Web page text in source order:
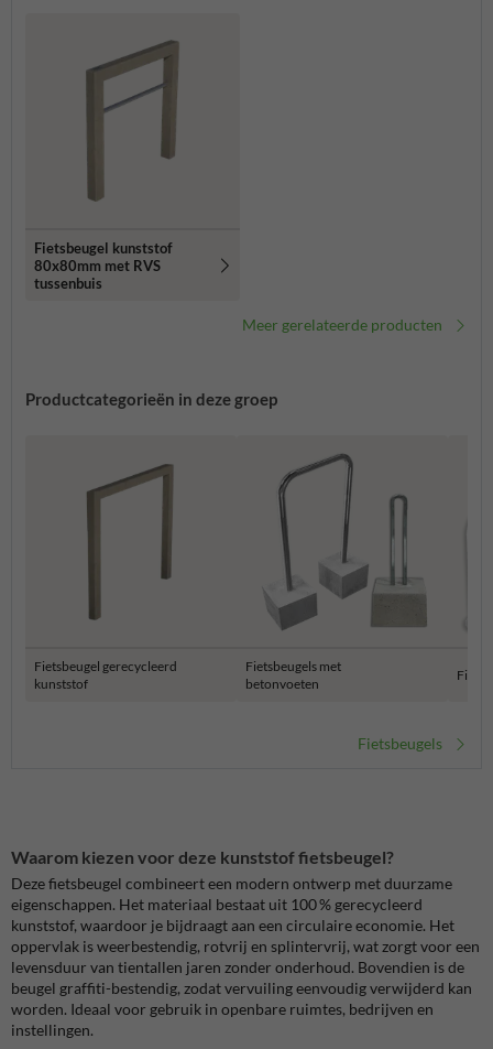
Fietsbeugel kunststof
80x80mm met RVS
tussenbuis
Meer gerelateerde producten
Productcategorieën in deze groep
Fietsbeugel gerecycleerd
kunststof
Fietsbeugels met
betonvoeten
Fietsbeugels
Waarom kiezen voor deze kunststof fietsbeugel?
Deze fietsbeugel combineert een modern ontwerp met duurzame
eigenschappen. Het materiaal bestaat uit 100 % gerecycleerd
kunststof, waardoor je bijdraagt aan een circulaire economie. Het
oppervlak is weerbestendig, rotvrij en splintervrij, wat zorgt voor een
levensduur van tientallen jaren zonder onderhoud. Bovendien is de
beugel graffiti-bestendig, zodat vervuiling eenvoudig verwijderd kan
worden. Ideaal voor gebruik in openbare ruimtes, bedrijven en
instellingen.